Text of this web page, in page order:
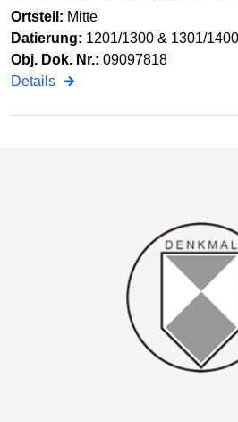
Ortsteil: Mitte
Datierung: 1201/1300 & 1301/
Obj. Dok. Nr.: 09097818
Details